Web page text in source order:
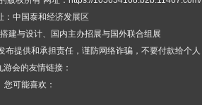
：中国泰和经济发展区
建与设计、国内主办招展与国外联合组展
布提供和承担责任，谨防网络诈骗，不要付款给个人
游会的友情链接：
您可能喜欢：